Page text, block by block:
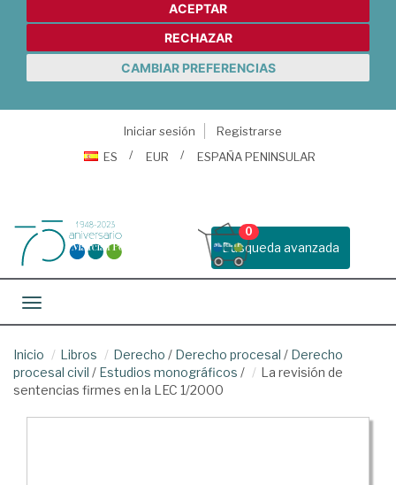
ACEPTAR
RECHAZAR
CAMBIAR PREFERENCIAS
Iniciar sesión
Registrarse
ES
EUR ESPAÑA PENINSULAR
Busqueda avanzada
0
Toggle navigation
Inicio Libros Derecho / Derecho procesal / Derecho
procesal civil / Estudios monográficos /
La revisión de
sentencias firmes en la LEC 1/2000